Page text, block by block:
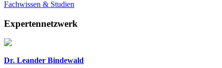
Fachwissen & Studien
Expertennetzwerk
Dr. Leander Bindewald